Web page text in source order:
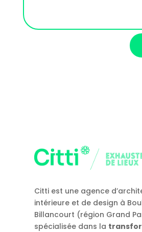
Citti est une agence
intérieure et de design à
Billancourt (région Grand
spécialisée dans la